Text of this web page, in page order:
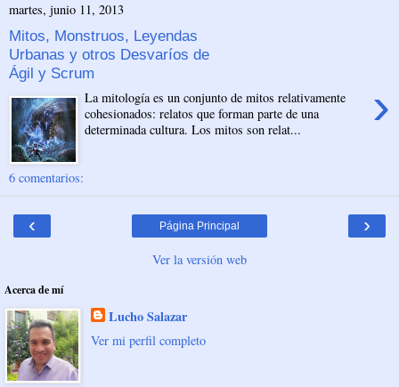
martes, junio 11, 2013
Mitos, Monstruos, Leyendas
Urbanas y otros Desvaríos de
Ágil y Scrum
›
La mitología es un conjunto de mitos relativamente
cohesionados: relatos que forman parte de una
determinada cultura. Los mitos son relat...
6 comentarios:
‹ ›
Página Principal
Ver la versión web
Acerca de mí
Lucho Salazar
Ver mi perfil completo